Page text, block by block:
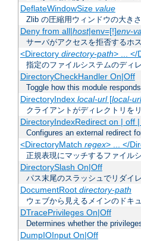
DeflateWindowSize value
Zlib の圧縮用ウィンドウの大きさ
Deny from all|host|env=[!]env-
サーバがアクセスを拒否するホ
<Directory directory-path> ... </
指定のファイルシステムのディ
DirectoryCheckHandler On|Off
Toggle how this module
DirectoryIndex local-url[local-url
クライアントがディレクトリを
DirectoryIndexRedirect on | off
Configures an external redirect
<DirectoryMatch regex> ... </
正規表現にマッチするファイル
DirectorySlash On|Off
パス末尾のスラッシュでリダイ
DocumentRoot directory-path
ウェブから見えるメインのドキ
DTracePrivileges On|Off
Determines whether the
DumpIOInput On|Off